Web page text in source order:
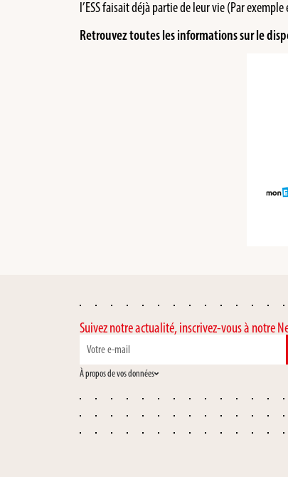
l’ESS faisait déjà partie de leur vie (Par
Retrouvez toutes les informations sur le
Suivez notre actualité, inscrivez-vous à notre
À propos de vos données